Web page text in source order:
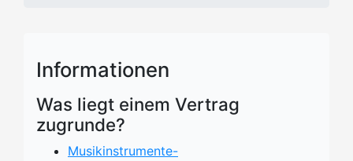
Informationen
Was liegt einem Vertrag
zugrunde?
Musikinstrumente-